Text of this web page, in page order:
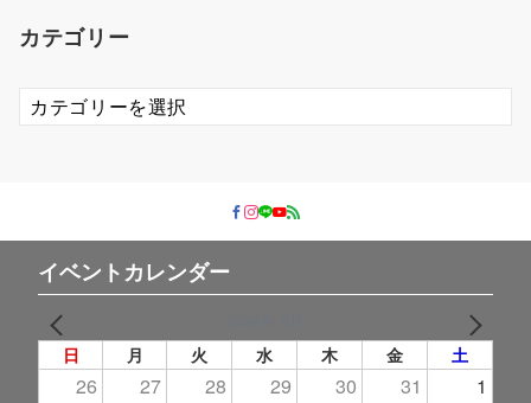
ブ
カテゴリー
カ
テ
イベントカレンダー
日 月 火 水 木 金 土
26 27 28 29 30 31 1